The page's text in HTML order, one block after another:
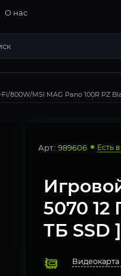
О нас
800W/MSI MAG Pano 100R PZ
Арт.: 989606 Есть
5070 12
ТБ SSD ]
Видеокарта